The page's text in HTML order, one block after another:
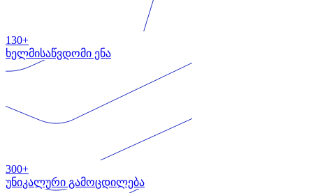
130+
ხელმისაწვდომი ენა
300+
უნიკალური გამოცდილება